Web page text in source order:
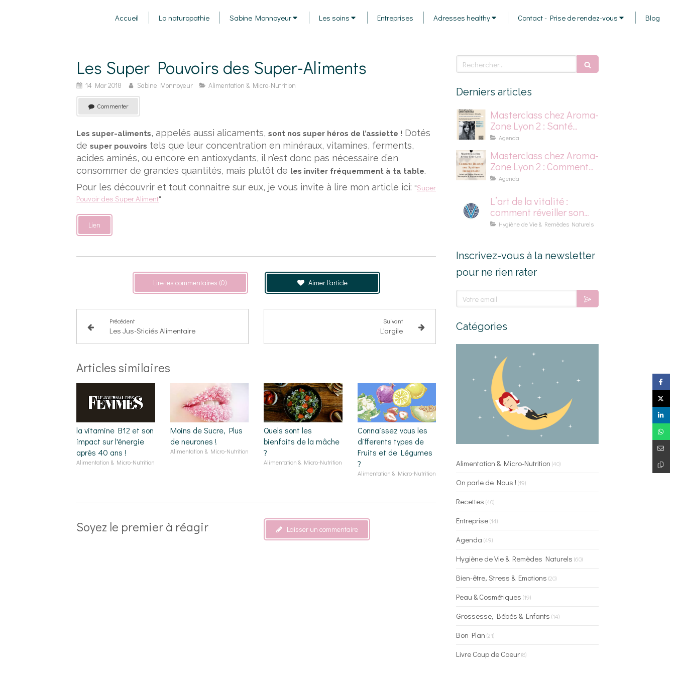
Accueil La naturopathie Sabine Monnoyeur Les soins Entreprises Adresses healthy Contact - Prise de rendez-vous Blog
Les Super Pouvoirs des Super-Aliments
14 Mar 2018 Sabine Monnoyeur Alimentation & Micro-Nutrition
Commenter
Les super-aliments, appelés aussi alicaments, sont nos super héros de l’assiette ! Dotés
de super pouvoirs tels que leur concentration en minéraux, vitamines, ferments,
acides aminés, ou encore en antioxydants, il n’est donc pas nécessaire d’en
consommer de grandes quantités, mais plutôt de les inviter fréquemment à ta table.
Pour les découvrir et tout connaitre sur eux, je vous invite à lire mon article ici: "Super
Pouvoir des Super Aliment"
Lien
Lire les commentaires (0) Aimer l'article
Précédent
Les Jus-Sticiés Alimentaire
Suivant
L'argile
Articles similaires
la vitamine B12 et son
impact sur l'énergie
après 40 ans !
Alimentation & Micro-Nutrition
Moins de Sucre, Plus
de neurones !
Alimentation & Micro-Nutrition
Quels sont les
bienfaits de la mâche
?
Alimentation & Micro-Nutrition
Connaissez vous les
differents types de
Fruits et de Légumes
?
Alimentation & Micro-Nutrition
Soyez le premier à réagir Laisser un commentaire
Rechercher
Derniers articles
Masterclass chez Aroma-
Zone Lyon 2 : Santé
mentale, stress et
Agenda
Masterclass chez Aroma-
Zone Lyon 2 : Comment
Booster son Système
Agenda
L’art de la vitalité :
comment réveiller son
énergie naturellement
Hygiène de Vie & Remèdes Naturels
Inscrivez-vous à la newsletter
pour ne rien rater
Votre email
Catégories
Alimentation & Micro-Nutrition (40)
On parle de Nous ! (19)
Recettes (40)
Entreprise(14)
Agenda (49)
Hygiène de Vie & Remèdes Naturels (60)
Bien-être, Stress & Emotions (20)
Peau & Cosmétiques (19)
Grossesse, Bébés & Enfants (14)
Bon Plan (21)
Livre Coup de Coeur(8)